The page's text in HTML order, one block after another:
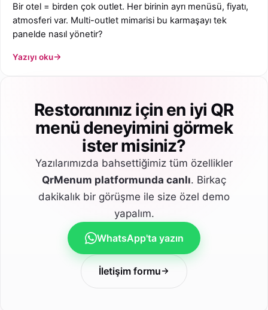
Bir otel = birden çok outlet. Her birinin ayrı menüsü, fiyatı,
atmosferi var. Multi-outlet mimarisi bu karmaşayı tek
panelde nasıl yönetir?
Yazıyı oku
Restoranınız için en iyi QR
menü deneyimini görmek
ister misiniz?
Yazılarımızda bahsettiğimiz tüm özellikler
QrMenum platformunda canlı. Birkaç
dakikalık bir görüşme ile size özel demo
yapalım.
WhatsApp'ta yazın
İletişim formu